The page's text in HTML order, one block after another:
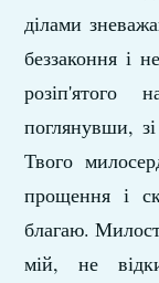
ділами
беззаконня і
розіп'ятого
поглянувши,
Твого
прощення і
благаю.
мій, не